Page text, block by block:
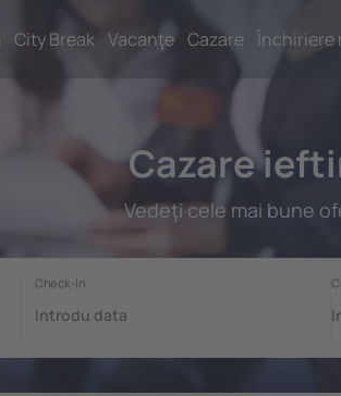
City Break Vacanţe Cazare Închiriere
Cazare
Vedeţi cele mai bune